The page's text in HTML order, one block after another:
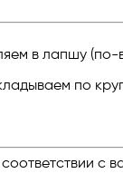
в лапшу
по
с